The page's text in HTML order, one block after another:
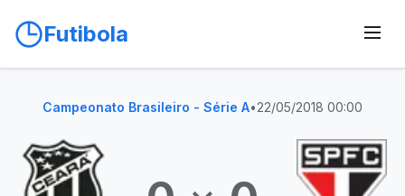
Futibola
Campeonato Brasileiro - Série A•22/05/2018 00:00